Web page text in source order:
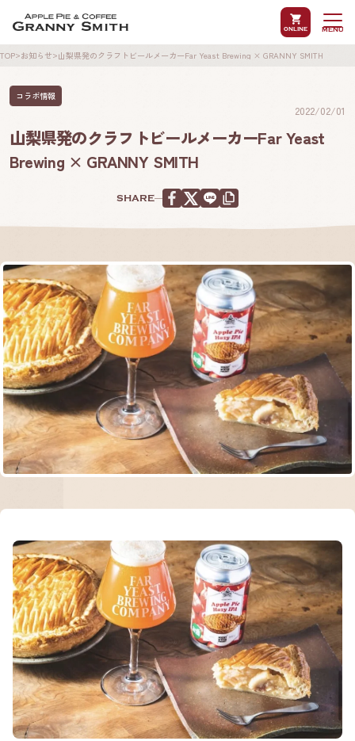
当店について
online MENU
TOP お知らせ 山梨県発のクラフトビールメーカーFar Yeast Brewing × GRANNY SMITH
コラボ情報
2022/02/01
山梨県発のクラフトビールメーカーFar Yeast
Brewing × GRANNY SMITH
SHARE URLをコピー